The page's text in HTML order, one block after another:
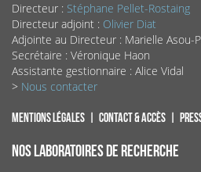
Directeur : Stéphane Pellet-Rostaing
Directeur adjoint : Olivier Diat
Adjointe au Directeur : Marielle Asou-
Secrétaire : Véronique Haon
Assistante gestionnaire : Alice Vidal
> Nous contacter
Mentions légales Contact & accès
NOS LABORATOIRES DE RECHERCHE